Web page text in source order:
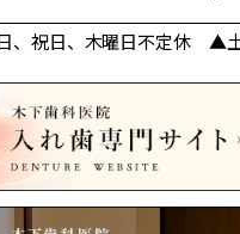
、祝日、木曜日不定休 ▲